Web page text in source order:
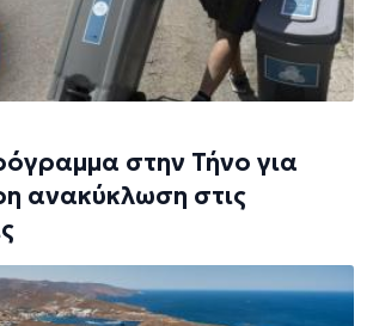
στην Τήνο για
ανακύκλωση στις